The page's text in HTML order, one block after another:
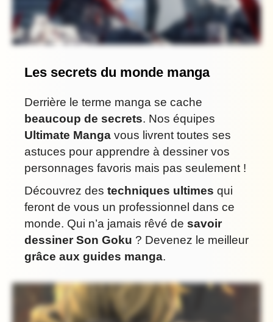
Les secrets du monde manga
Derrière le terme manga se cache
beaucoup de secrets. Nos équipes
Ultimate Manga vous livrent toutes ses
astuces pour apprendre à dessiner vos
personnages favoris mais pas seulement !
Découvrez des techniques ultimes qui
feront de vous un professionnel dans ce
monde. Qui n’a jamais rêvé de savoir
dessiner Son Goku ? Devenez le meilleur
grâce aux guides manga.